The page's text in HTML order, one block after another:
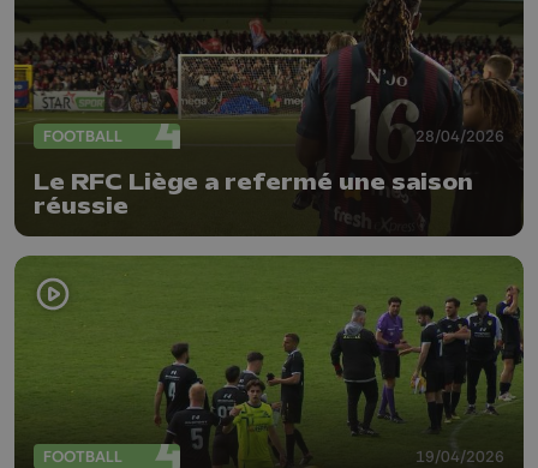
FOOTBALL 28/04/2026
Le RFC Liège a refermé une saison
réussie
FOOTBALL 19/04/2026